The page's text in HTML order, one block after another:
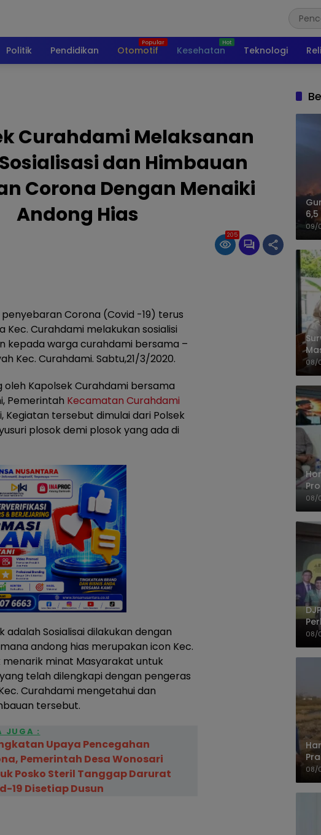
Politik Pendidikan Otomotif Kesehatan Teknologi
Curahdami Melaksanan
dan Himbauan
Corona Dengan Menaiki
Andong Hias
205
Corona (Covid -19) terus
Kec. Curahdami melakukan sosialisi
kepada warga curahdami bersama –
Kec. Curahdami. Sabtu,21/3/2020.
oleh Kapolsek Curahdami bersama
Pemerintah Kecamatan Curahdami
Kegiatan tersebut dimulai dari Polsek
plosok demi plosok yang ada di
adalah Sosialisai dilakukan dengan
andong hias merupakan icon Kec.
menarik minat Masyarakat untuk
telah dilengkapi dengan pengeras
Curahdami mengetahui dan
tersebut.
JUGA :
Upaya Pencegahan
Pemerintah Desa Wonosari
Posko Steril Tanggap Darurat
19 Disetiap Dusun
09/
08/
08/
08/
08/